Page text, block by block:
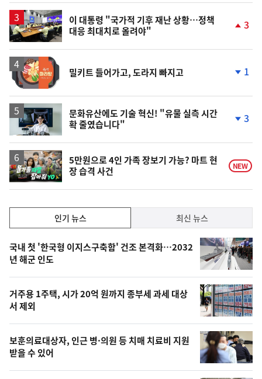
상
이 대통령 "국가적 기후 재난 상황…정책
대응 최대치로 올려야"
상
3
밀키트 들어가고, 도라지 빠지고
하
1
문화유산에도 기술 혁신! "유물 실측 시간
확 줄였습니다"
하
락
3
영
상
5만원으로 4인 가족 장보기 가능? 마트 현
장 습격 사건
NEW
기,
최
신,
오
늘
의
영
상
인기 뉴스 최신 뉴스
기
뉴
스
국내 첫 '한국형 이지스구축함' 건조 본격화…2032
년 해군 인도
거주용 1주택, 시가 20억 원까지 종부세 과세 대상
서 제외
보훈의료대상자, 인근 병·의원 등 치매 치료비 지원
받을 수 있어